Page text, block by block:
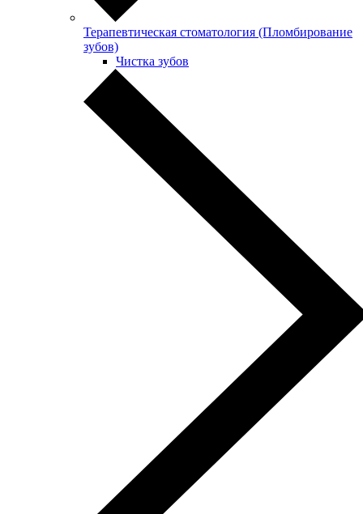
Терапевтическая стоматология (Пломбирование
зубов)
Чистка зубов